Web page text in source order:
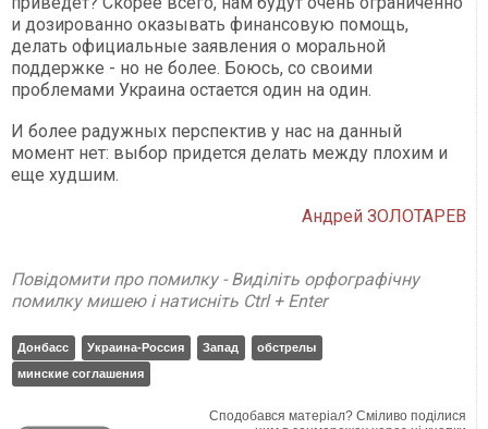
и дозированно оказывать финансовую помощь,
делать официальные заявления о моральной
поддержке - но не более. Боюсь, со своими
проблемами Украина остается один на один.
И более радужных перспектив у нас на данный
момент нет: выбор придется делать между плохим и
еще худшим.
Андрей ЗОЛОТАРЕВ
Повідомити про помилку - Виділіть орфографічну
помилку мишею і натисніть Ctrl + Enter
Донбасс Украина-Россия Запад
обстрелы
минские соглашения
Сподобався матеріал? Сміливо поділися